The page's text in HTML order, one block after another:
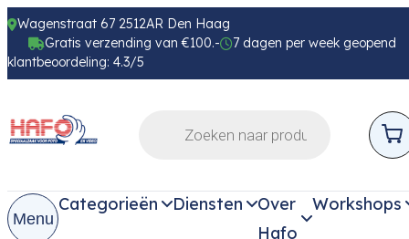
Wagenstraat 67 2512AR Den Haag
Gratis verzending van €100.-
7 dagen per week geopend
klantbeoordeling: 4.3/5
Menu
Categorieën Diensten
Over
Hafo
Workshops